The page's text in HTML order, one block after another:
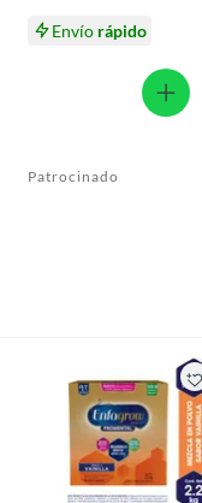
Envío rápido
Patrocinado